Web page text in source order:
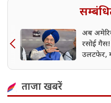
अब
रसोई
उलटफेर,
ताजा खबरें